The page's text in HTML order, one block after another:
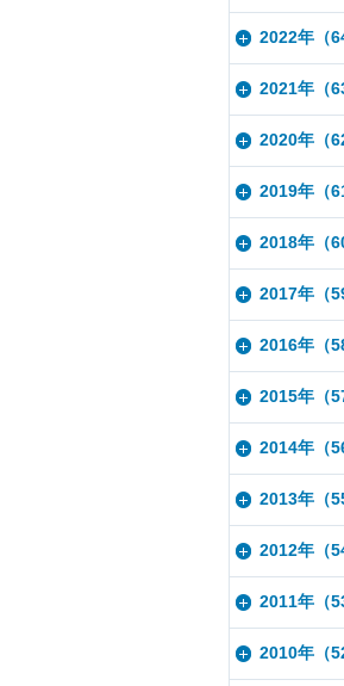
2022年（
2021年（
2020年（
2019年（
2018年（
2017年（
2016年（
2015年（
2014年（
2013年（
2012年（
2011年（
2010年（